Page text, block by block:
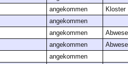
angekommen
Kloster
angekommen
angekommen
angekommen
angekommen